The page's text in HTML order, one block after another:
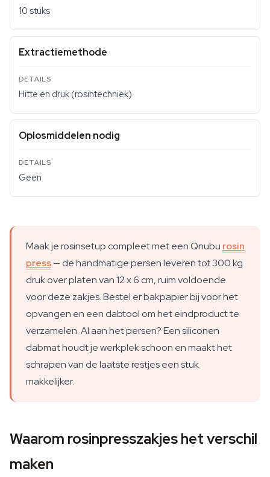
10 stuks
Extractiemethode
Hitte en druk (rosintechniek)
Oplosmiddelen nodig
Geen
Maak je rosinsetup compleet met een Qnubu rosin
press— de handmatige persen leveren tot 300 kg
druk over platen van 12 x 6 cm, ruim voldoende
voor deze zakjes. Bestel er bakpapier bij voor het
opvangen en een dabtool om het eindproduct te
verzamelen. Al aan het persen? Een siliconen
dabmat houdt je werkplek schoon en maakt het
schrapen van de laatste restjes een stuk
makkelijker.
Waarom rosinpresszakjes het verschil
maken